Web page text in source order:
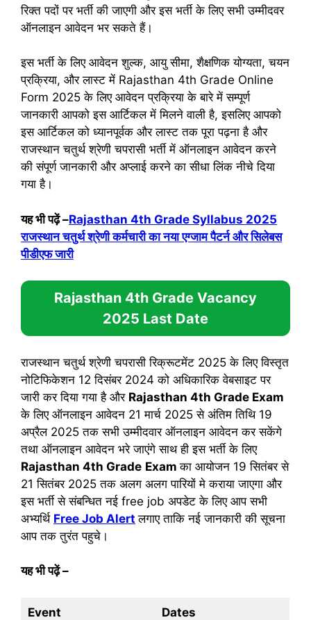
रिक्त पदों पर भर्ती की जाएगी और इस भर्ती के लिए सभी उम्मीदवर
ऑनलाइन आवेदन भर सकते हैं।
इस भर्ती के लिए आवेदन शुल्क, आयु सीमा, शैक्षणिक योग्यता, चयन
प्रक्रिया, और लास्ट में Rajasthan 4th Grade Online
Form 2025 के लिए आवेदन प्रक्रिया के बारे में सम्पूर्ण
जानकारी आपको इस आर्टिकल में मिलने वाली है, इसलिए आपको
इस आर्टिकल को ध्यानपूर्वक और लास्ट तक पूरा पढ़ना है और
राजस्थान चतुर्थ श्रेणी चपरासी भर्ती में ऑनलाइन आवेदन करने
की संपूर्ण जानकारी और अप्लाई करने का सीधा लिंक नीचे दिया
गया है।
यह भी पढ़ें –Rajasthan 4th Grade Syllabus 2025
राजस्थान चतुर्थ श्रेणी कर्मचारी का नया एग्जाम पैटर्न और सिलेबस
पीडीएफ जारी
Rajasthan 4th Grade Vacancy
2025 Last Date
राजस्थान चतुर्थ श्रेणी चपरासी रिक्रूटमेंट 2025 के लिए विस्तृत
नोटिफिकेशन 12 दिसंबर 2024 को अधिकारिक वेबसाइट पर
जारी कर दिया गया है और Rajasthan 4th Grade Exam
के लिए ऑनलाइन आवेदन 21 मार्च 2025 से अंतिम तिथि 19
अप्रैल 2025 तक सभी उम्मीदवार ऑनलाइन आवेदन कर सकेंगे
तथा ऑनलाइन आवेदन भरे जाएंगे साथ ही इस भर्ती के लिए
Rajasthan 4th Grade Examका आयोजन 19 सितंबर से
21 सितंबर 2025 तक अलग अलग पारियों मे कराया जाएगा और
इस भर्ती से संबन्धित नई free job अपडेट के लिए आप सभी
अभ्यर्थि Free Job Alert लगाए ताकि नई जानकारी की सूचना
आप तक तुरंत पहुचे।
यह भी पढ़ें–
Event Dates